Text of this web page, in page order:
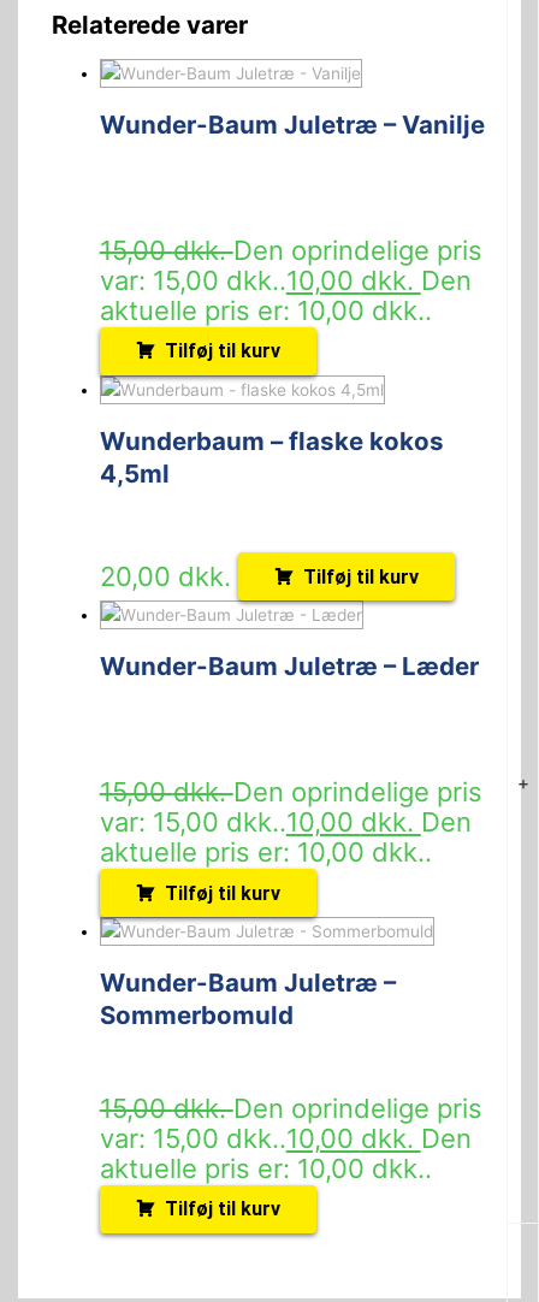
+
Relaterede varer
Wunder-Baum Juletræ – Vanilje
15,00dkk.Den oprindelige pris
var: 15,00 dkk..10,00 dkk. Den
aktuelle pris er: 10,00 dkk..
Tilføj til kurv
Wunderbaum – flaske kokos
4,5ml
20,00 dkk. Tilføj til kurv
Wunder-Baum Juletræ – Læder
15,00dkk.Den oprindelige pris
var: 15,00 dkk..10,00 dkk. Den
aktuelle pris er: 10,00 dkk..
Tilføj til kurv
Wunder-Baum Juletræ –
Sommerbomuld
15,00dkk.Den oprindelige pris
var: 15,00 dkk..10,00 dkk. Den
aktuelle pris er: 10,00 dkk..
Tilføj til kurv